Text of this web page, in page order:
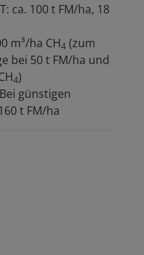
ca. 100 t FM/ha, 18
m³/ha CH4 (zum
bei 50 t FM/ha und
4)
Bei günstigen
t FM/ha